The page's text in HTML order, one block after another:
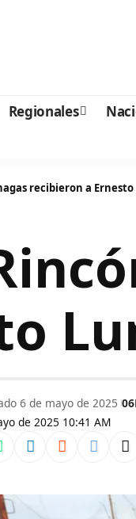
Regionales
recibieron a
de 2025 10:41 AM
6 de mayo de 2025